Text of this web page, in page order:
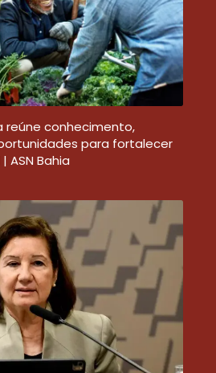
reúne conhecimento,
para fortalecer
ASN Bahia